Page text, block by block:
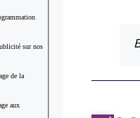
sur nos
de la
aux